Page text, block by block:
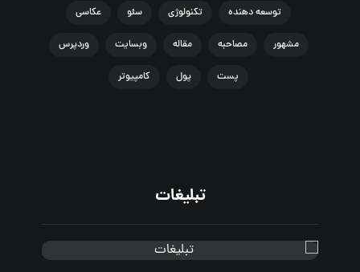
توسعه دهنده تکنولوژی سئو عکاسی
مشهور مصاحبه مقاله وبسایت وردپرس
پست پول کامپیوتر
تبلیغات